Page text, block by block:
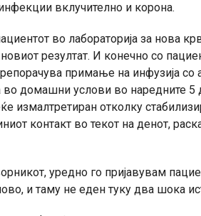
вклучително и корона.
во лабораторија за нова
резултат. И конечно со
примање на инфузија
во домашни услови во наредните
измалтретиран отколку
контакт во текот на денот,
уредно го пријавувам
и таму не еден туку два шока